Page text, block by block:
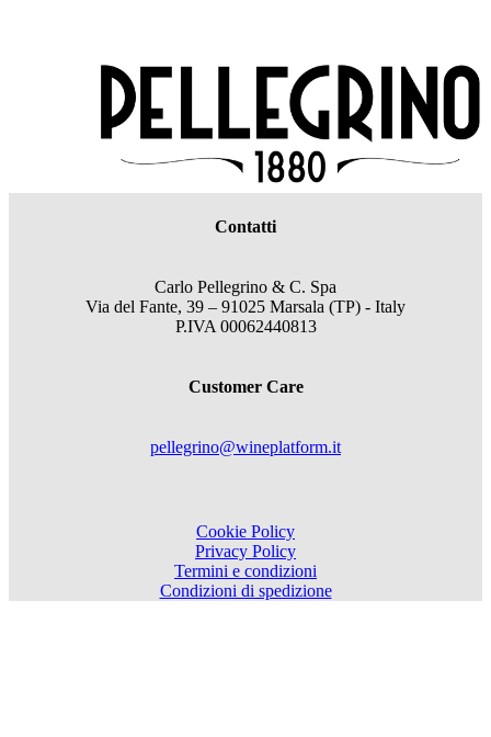
Contatti
Carlo Pellegrino & C. Spa
Via del Fante, 39 – 91025 Marsala (TP) - Italy
P.IVA 00062440813
Customer Care
pellegrino@wineplatform.it
Cookie Policy
Privacy Policy
Termini e condizioni
Condizioni di spedizione